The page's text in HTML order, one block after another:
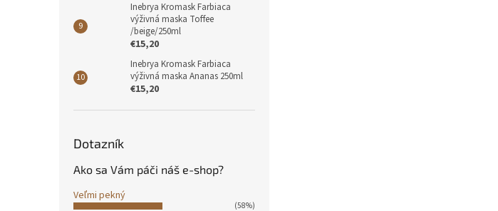
Inebrya Kromask Farbiaca
výživná maska Toffee
/beige/250ml
€15,20
Inebrya Kromask Farbiaca
výživná maska Ananas 250ml
€15,20
Dotazník
Ako sa Vám páči náš e-shop?
Veľmi pekný
(58%)